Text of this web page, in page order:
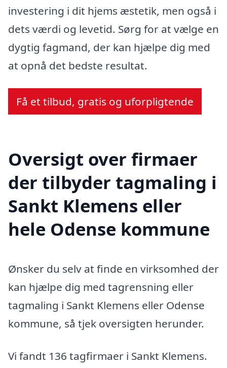
investering i dit hjems æstetik, men også i
dets værdi og levetid. Sørg for at vælge en
dygtig fagmand, der kan hjælpe dig med
at opnå det bedste resultat.
Få et tilbud, gratis og uforpligtende
Oversigt over firmaer
der tilbyder tagmaling i
Sankt Klemens eller
hele Odense kommune
Ønsker du selv at finde en virksomhed der
kan hjælpe dig med tagrensning eller
tagmaling i Sankt Klemens eller Odense
kommune, så tjek oversigten herunder.
Vi fandt 136 tagfirmaer i Sankt Klemens.